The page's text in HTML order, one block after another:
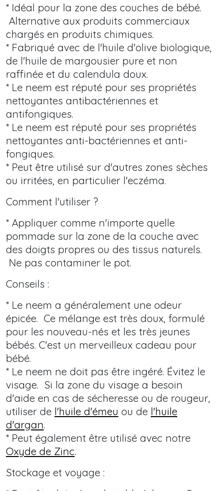
* Idéal pour la zone des couches de bébé.
Alternative aux produits commerciaux
chargés en produits chimiques.
* Fabriqué avec de l'huile d'olive biologique,
de l'huile de margousier pure et non
raffinée et du calendula doux.
* Le neem est réputé pour ses propriétés
nettoyantes antibactériennes et
antifongiques.
* Le neem est réputé pour ses propriétés
nettoyantes anti-bactériennes et anti-
fongiques.
* Peut être utilisé sur d'autres zones sèches
ou irritées, en particulier l'eczéma.
Comment l'utiliser ?
* Appliquer comme n'importe quelle
pommade sur la zone de la couche avec
des doigts propres ou des tissus naturels.
Ne pas contaminer le pot.
Conseils :
* Le neem a généralement une odeur
épicée. Ce mélange est très doux, formulé
pour les nouveau-nés et les très jeunes
bébés. C'est un merveilleux cadeau pour
bébé.
* Le neem ne doit pas être ingéré. Évitez le
visage. Si la zone du visage a besoin
d'aide en cas de sécheresse ou de rougeur,
utiliser de l'huile d'émeu ou de l'huile
d'argan.
* Peut également être utilisé avec notre
Oxyde de Zinc.
Stockage et voyage :